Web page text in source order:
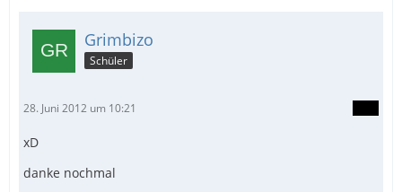
Grimbizo
Schüler
28. Juni 2012 um 10:21
xD
danke nochmal